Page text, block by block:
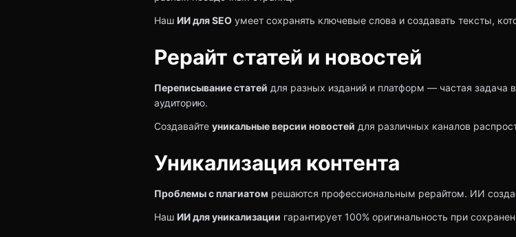
Наш ИИ для SEO умеет сохранять ключевые слова и создавать тексты,
Рерайт статей и новостей
Переписывание статей для разных изданий и платформ — частая
аудиторию.
Создавайте уникальные версии новостей для различных каналов
Уникализация контента
Проблемы с плагиатом решаются профессиональным рерайтом. ИИ
Наш ИИ для уникализации гарантирует 100% оригинальность при